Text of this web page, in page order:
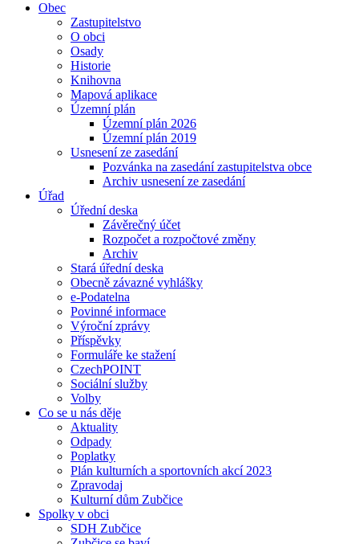
Obec
Zastupitelstvo
O obci
Osady
Historie
Knihovna
Mapová aplikace
Územní plán
Územní plán 2026
Územní plán 2019
Usnesení ze zasedání
Pozvánka na zasedání zastupitelstva obce
Archiv usnesení ze zasedání
Úřad
Úřední deska
Závěrečný účet
Rozpočet a rozpočtové změny
Archiv
Stará úřední deska
Obecně závazné vyhlášky
e-Podatelna
Povinné informace
Výroční zprávy
Příspěvky
Formuláře ke stažení
CzechPOINT
Sociální služby
Volby
Co se u nás děje
Aktuality
Odpady
Poplatky
Plán kulturních a sportovních akcí 2023
Zpravodaj
Kulturní dům Zubčice
Spolky v obci
SDH Zubčice